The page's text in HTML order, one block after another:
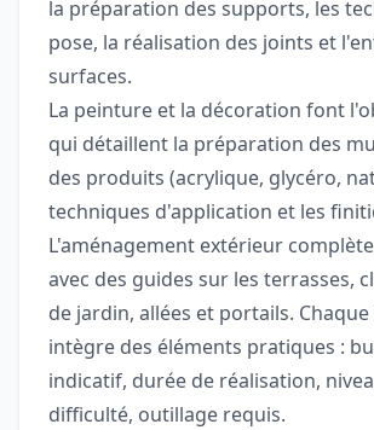
la préparation des supports, les
pose, la réalisation des joints et
surfaces.
La peinture et la décoration font
qui détaillent la préparation des
des produits (acrylique, glycéro,
techniques d'application et les
L'aménagement extérieur
avec des guides sur les terrasses,
de jardin, allées et portails.
intègre des éléments pratiques :
indicatif, durée de réalisation,
difficulté, outillage requis.